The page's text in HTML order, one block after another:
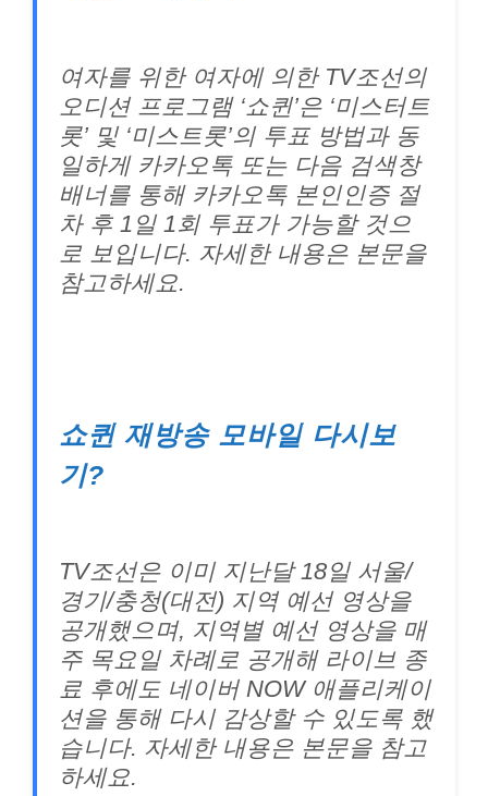
여자를 위한 여자에 의한 TV조선의
오디션 프로그램 ‘쇼퀸’은 ‘미스터트
롯’ 및 ‘미스트롯’의 투표 방법과 동
일하게 카카오톡 또는 다음 검색창
배너를 통해 카카오톡 본인인증 절
차 후 1일 1회 투표가 가능할 것으
로 보입니다. 자세한 내용은 본문을
참고하세요.
쇼퀸 재방송 모바일 다시보
기?
TV조선은 이미 지난달 18일 서울/
경기/충청(대전) 지역 예선 영상을
공개했으며, 지역별 예선 영상을 매
주 목요일 차례로 공개해 라이브 종
료 후에도 네이버 NOW 애플리케이
션을 통해 다시 감상할 수 있도록 했
습니다. 자세한 내용은 본문을 참고
하세요.